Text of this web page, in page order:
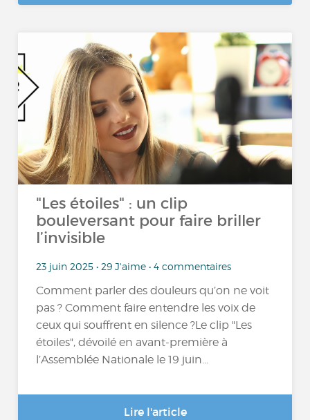
"Les étoiles" : un clip
bouleversant pour faire briller
l’invisible
23 juin 2025 • 29 J'aime • 4 commentaires
Comment parler des douleurs qu’on ne voit
pas ? Comment faire entendre les voix de
ceux qui souffrent en silence ?Le clip "Les
étoiles", dévoilé en avant-première à
l’Assemblée Nationale le 19 juin...
Lire l'article